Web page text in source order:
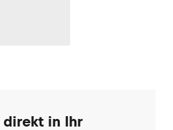
direkt in Ihr